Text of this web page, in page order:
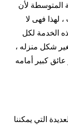
المتوسطة لأن
لهذا فهى لا
الخدمة لكل
شكل منزله ،
كبير أمامه
التي يمكننا